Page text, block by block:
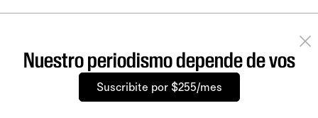
Nuestro periodismo depende de vos
Suscribite por $255/mes